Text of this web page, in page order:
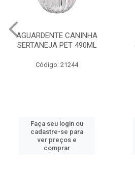
AGUARDENTE CANINHA
SERTANEJA PET 490ML
Código: 21244
Faça seu login ou
cadastre-se para
ver preços e
comprar